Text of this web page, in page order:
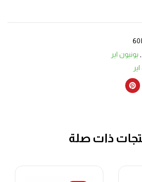
يونيون اير
ذات صلة